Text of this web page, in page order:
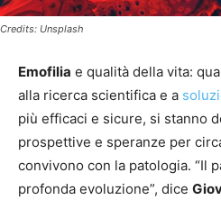
Credits: Unsplash
Emofilia e qualità della vita:
alla ricerca scientifica e a
più efficaci e sicure, si stanno
prospettive e speranze per
convivono con la patologia. “Il
profonda evoluzione”, dice